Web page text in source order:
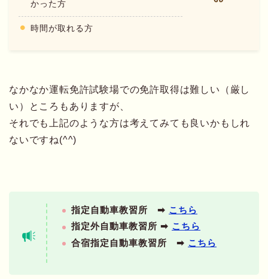
かった方
時間が取れる方
なかなか運転免許試験場での免許取得は難しい（厳し
い）ところもありますが、
それでも上記のような方は考えてみても良いかもしれ
ないですね(^^)
指定自動車教習所 ➡︎ こちら
指定外自動車教習所 ➡︎ こちら
合宿指定自動車教習所 ➡︎ こちら